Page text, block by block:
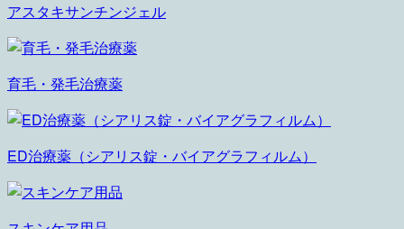
アスタキサンチンジェル
育毛・発毛治療薬
ED治療薬（シアリス錠・バイアグラフィルム）